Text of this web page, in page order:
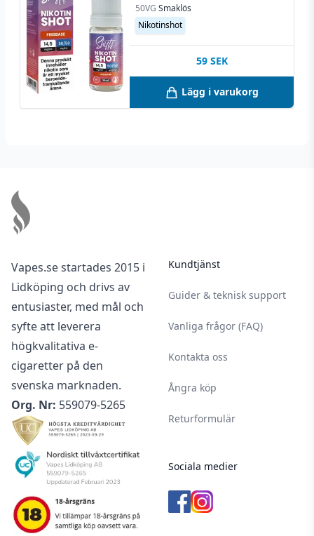
50VG Smaklös
Nikotinshot
59 SEK
Lägg i varukorg
Vapes.se startades 2015 i
Lidköping och drivs av
entusiaster, med mål och
syfte att leverera
högkvalitativa e-
cigaretter på den
svenska marknaden.
Org. Nr: 559079-5265
Kundtjänst
Guider & teknisk support
Vanliga frågor (FAQ)
Kontakta oss
Ångra köp
Returformulär
Sociala medier